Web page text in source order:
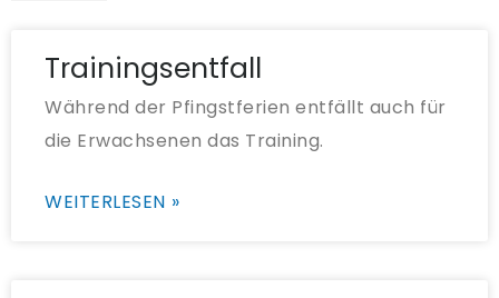
Trainingsentfall
Während der Pfingstferien entfällt auch für
die Erwachsenen das Training.
WEITERLESEN »